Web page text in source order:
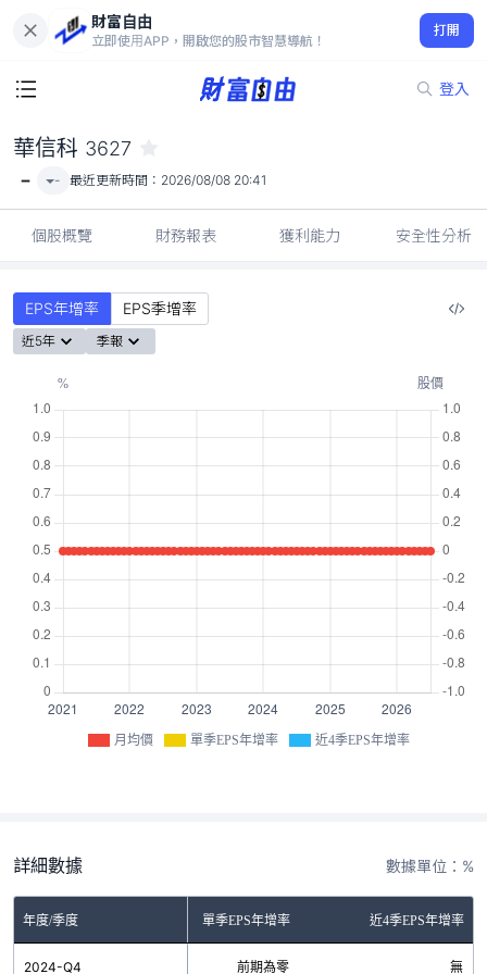
財富自由
立即使用APP，開啟您的股市智慧導航！
打開
登入
-
華信科 3627
- - 最近更新時間： 2026/08/08 20:41
個股概覽 財務報表 獲利能力 安全性分析
EPS年增率 EPS季增率
近5年 季報
月均價 單季EPS年增率 近4季EPS年增率
詳細數據 數據單位：%
年度/季度 單季EPS年增率 近4季EPS年增率
2024-Q4 前期為零 無